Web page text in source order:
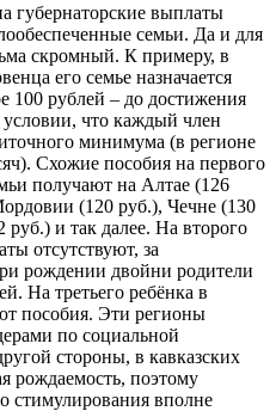
губернаторские выплаты
семьи. Да и для
скромный. К примеру, в
его семье назначается
100 рублей – до достижения
условии, что каждый член
минимума (в регионе
Схожие пособия на первого
получают на Алтае (126
(120 руб.), Чечне (130
руб.) и так далее. На второго
отсутствуют, за
рождении двойни родители
На третьего ребёнка в
пособия. Эти регионы
по социальной
стороны, в кавказских
рождаемость, поэтому
стимулирования вполне